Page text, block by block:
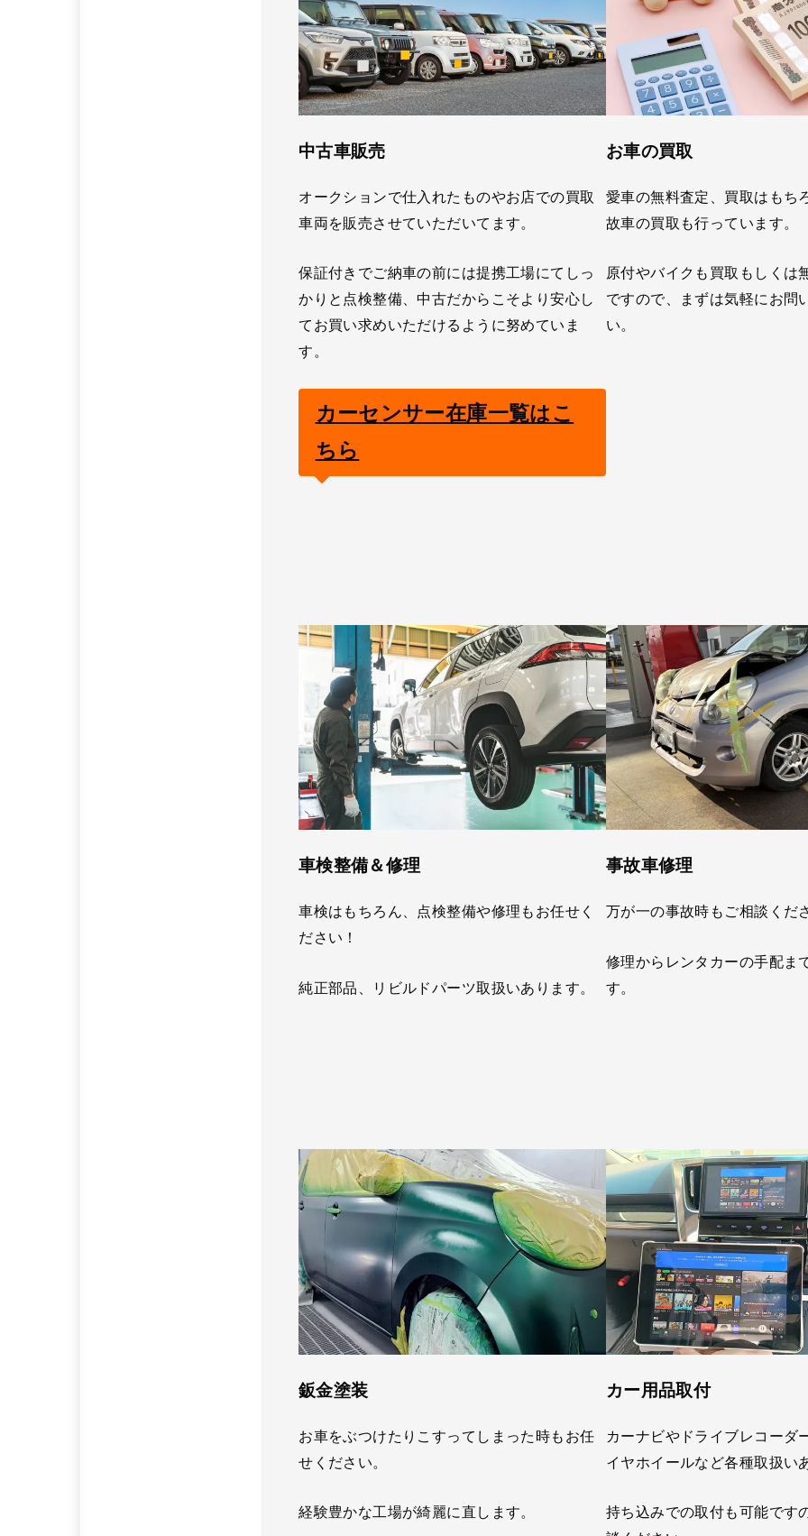
中古車販売
オークションで仕入れたものやお店での買取
車両を販売させていただいてます。
保証付きでご納車の前には提携工場にてしっ
かりと点検整備、中古だからこそより安心し
てお買い求めいただけるように努めていま
す。
カーセンサー在庫一覧はこ
ちら
お車の買取
愛車の無料査定、買取はもち
故車の買取も行っています。
原付やバイクも買取もしくは
ですので、まずは気軽にお問
い。
車検整備＆修理
車検はもちろん、点検整備や修理もお任せく
ださい！
純正部品、リビルドパーツ取扱いあります。
事故車修理
万が一の事故時もご相談くだ
修理からレンタカーの手配ま
す。
鈑金塗装
お車をぶつけたりこすってしまった時もお任
せください。
経験豊かな工場が綺麗に直します。
カー用品取付
カーナビやドライブレコーダ
イヤホイールなど各種取扱い
持ち込みでの取付も可能です